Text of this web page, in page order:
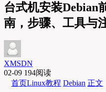
台式机安装Debian
南，步骤、工具与
XMSDN
02-09 194阅读
首页Linux教程 Debian 正文